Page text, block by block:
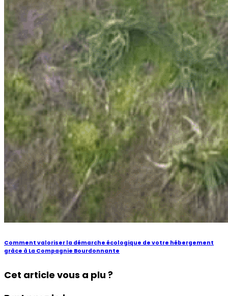
Comment valoriser la démarche écologique de votre hébergement
grâce à La Compagnie Bourdonnante
Cet article vous a plu ?